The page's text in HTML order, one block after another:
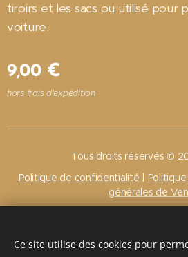
tiroirs et les sacs ou utilisé pour
voiture.
9,00€
hors frais d'expédition
Tous droits réservés ©
Politique de confidentialité
générales de
Langues
Ce site utilise des cookies pour